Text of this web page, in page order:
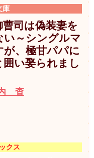
庫
司は偽装妻を
い～シングルマ
が、極甘パパに
囲い娶られまし
杳
クス